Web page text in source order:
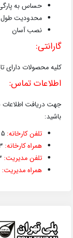
حساس به
محدودیت طول
نصب آسان
گارانتی:
کلیه محصولات دارای
اطلاعات تماس:
جهت دریافت اطلاعات
باشید:
تلفن کارخانه: 5 – 02165469340
همراه کارخانه:
تلفن مدیریت:
همراه مدیریت: